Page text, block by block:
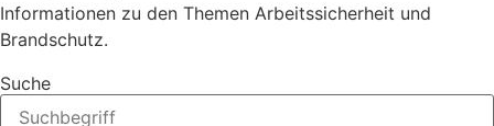
Informationen zu den Themen Arbeitssicherheit und
Brandschutz.
Suche